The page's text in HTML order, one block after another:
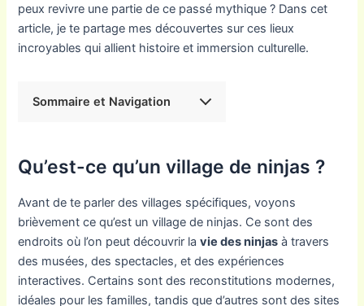
peux revivre une partie de ce passé mythique ? Dans cet
article, je te partage mes découvertes sur ces lieux
incroyables qui allient histoire et immersion culturelle.
Sommaire et Navigation
Qu’est-ce qu’un village de ninjas ?
Avant de te parler des villages spécifiques, voyons
brièvement ce qu’est un village de ninjas. Ce sont des
endroits où l’on peut découvrir lavie des ninjas à travers
des musées, des spectacles, et des expériences
interactives. Certains sont des reconstitutions modernes,
idéales pour les familles, tandis que d’autres sont des sites